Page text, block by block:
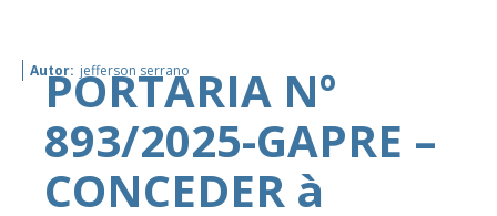
Autor: jefferson serrano
PORTARIA Nº
893/2025-GAPRE –
CONCEDER à